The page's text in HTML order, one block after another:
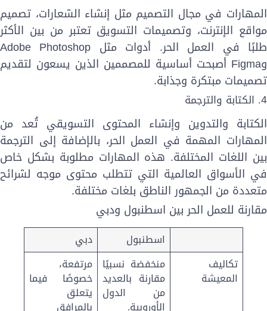
المهارات في مجال التصميم مثل إنشاء الشعارات، تصميم
مواقع الإنترنت، وتصميمات التسويق تعتبر من بين الأكثر
في العمل الحر. أدوات مثل Adobe Photoshop
وFigma أصبحت أساسية للمصممين الذين يسعون لتقديم
تصميمات مبتكرة وجذابة.
4. الكتابة والترجمة
الكتابة والتدوين وإنشاء المحتوى التسويقي تُعد من
المهارات المهمة في العمل الحر، بالإضافة إلى الترجمة
بين اللغات المختلفة. هذه المهارات مطلوبة بشكل خاص
في الأسواق العالمية التي تتطلب محتوى موجه لشرائح
متعددة من الجمهور الناطق بلغات مختلفة.
مقارنة للعمل الحر بين اسطنبول ودبي
اسطنبول
دبي
تكاليف
المعيشة
منخفضة نسبيًا
مقارنة بالعديد
من الدول
الأوروبية.
مرتفعة،
خصوصًا فيما
يتعلق
بالمرافق